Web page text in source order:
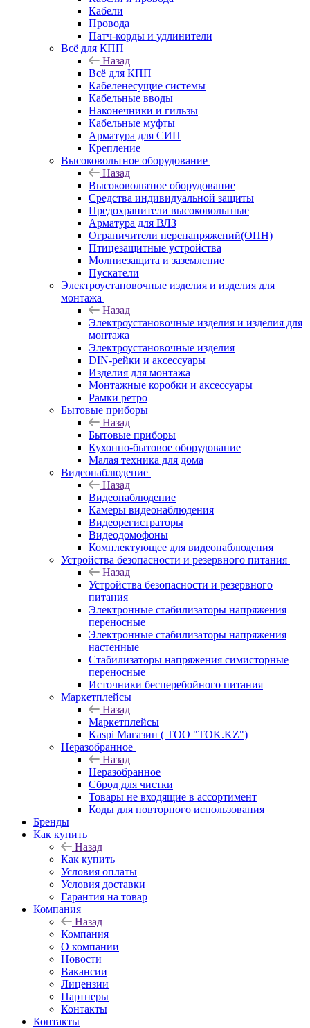
Кабели
Провода
Патч-корды и удлинители
Всё для КПП
Назад
Всё для КПП
Кабеленесущие системы
Кабельные вводы
Наконечники и гильзы
Кабельные муфты
Арматура для СИП
Крепление
Высоковольтное оборудование
Назад
Высоковольтное оборудование
Средства индивидуальной защиты
Предохранители высоковольтные
Арматура для ВЛЗ
Ограничители перенапряжений(ОПН)
Птицезащитные устройства
Молниезащита и заземление
Пускатели
Электроустановочные изделия и изделия для
монтажа
Назад
Электроустановочные изделия и изделия для
монтажа
Электроустановочные изделия
DIN-рейки и аксессуары
Изделия для монтажа
Монтажные коробки и аксессуары
Рамки ретро
Бытовые приборы
Назад
Бытовые приборы
Кухонно-бытовое оборудование
Малая техника для дома
Видеонаблюдение
Назад
Видеонаблюдение
Камеры видеонаблюдения
Видеорегистраторы
Видеодомофоны
Комплектующее для видеонаблюдения
Устройства безопасности и резервного питания
Назад
Устройства безопасности и резервного
питания
Электронные стабилизаторы напряжения
переносные
Электронные стабилизаторы напряжения
настенные
Стабилизаторы напряжения симисторные
переносные
Источники бесперебойного питания
Маркетплейсы
Назад
Маркетплейсы
Kaspi Магазин ( ТОО "TOK.KZ")
Неразобранное
Назад
Неразобранное
Сброд для чистки
Товары не входящие в ассортимент
Коды для повторного использования
Бренды
Как купить
Назад
Как купить
Условия оплаты
Условия доставки
Гарантия на товар
Компания
Назад
Компания
О компании
Новости
Вакансии
Лицензии
Партнеры
Контакты
Контакты